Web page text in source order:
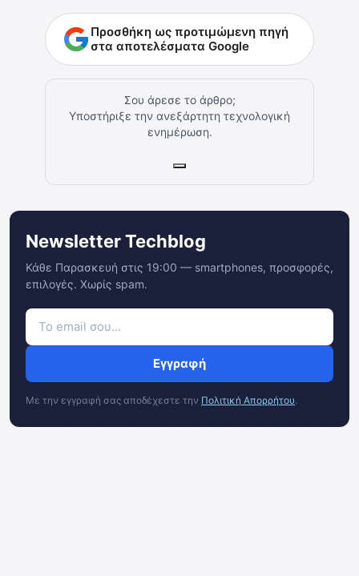
Προσθήκη ως προτιμώμενη πηγή
στα αποτελέσματα Google
Σου άρεσε το άρθρο;
Υποστήριξε την ανεξάρτητη τεχνολογική
ενημέρωση.
Newsletter Techblog
Κάθε Παρασκευή στις 19:00 — smartphones, προσφορές,
επιλογές. Χωρίς spam.
Εγγραφή
Με την εγγραφή σας αποδέχεστε την Πολιτική Απορρήτου.